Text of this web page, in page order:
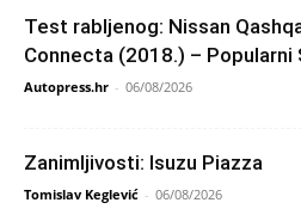
Test rabljenog: Nissan
Connecta (2018.) – Popularni
Autopress.hr - 06/08/2026
Zanimljivosti: Isuzu Piazza
Tomislav Keglević - 06/08/2026